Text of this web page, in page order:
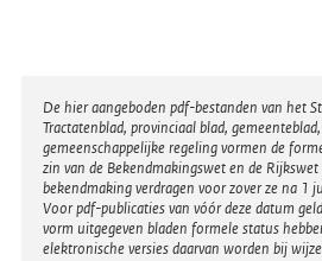
Disclaimer
De hier aangeboden pdf-bestanden van het
Tractatenblad, provinciaal blad,
gemeenschappelijke regeling vormen de
zin van de Bekendmakingswet en de
bekendmaking verdragen voor zover ze na 1
Voor pdf-publicaties van vóór deze datum
vorm uitgegeven bladen formele status
elektronische versies daarvan worden bij